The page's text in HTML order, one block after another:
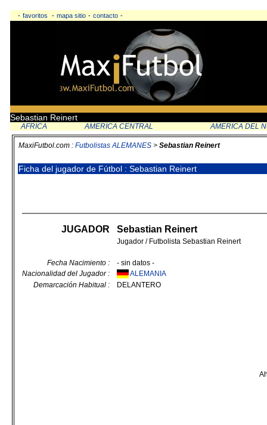
- favoritos - mapa sitio - contacto -
Sebastian Reinert
AFRICA AMERICA CENTRAL AMERICA DEL
MaxiFutbol.com : Futbolistas ALEMANES > Sebastian Reinert
Ficha del jugador de Fútbol : Sebastian Reinert
JUGADOR Sebastian Reinert
Jugador / Futbolista Sebastian Reinert
Fecha Nacimiento :
- sin datos -
Nacionalidad del Jugador :
ALEMANIA
Demarcación Habitual :
DELANTERO